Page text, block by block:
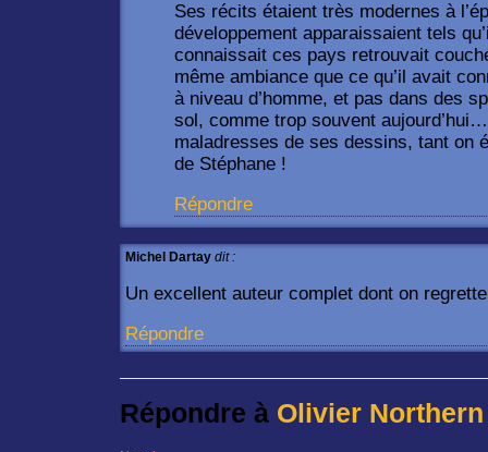
Ses récits étaient très modernes à
développement apparaissaient tels
connaissait ces pays retrouvait
même ambiance que ce qu’il avait
à niveau d’homme, et pas dans des
sol, comme trop souvent
maladresses de ses dessins, tant on
de Stéphane !
Répondre
Michel Dartay dit :
Un excellent auteur complet dont on
Répondre
Répondre à Olivier